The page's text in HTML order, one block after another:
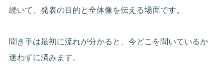
続いて、発表の目的と全体像を伝える場面です。
聞き手は最初に流れが分かると、今どこを聞いているか
迷わずに済みます。